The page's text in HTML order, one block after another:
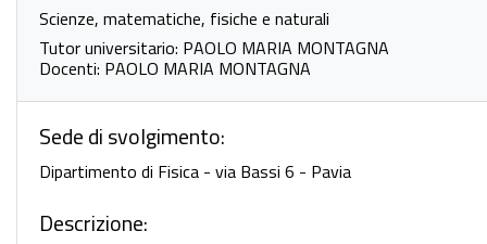
Scienze, matematiche, fisiche e naturali
Tutor universitario: PAOLO MARIA MONTAGNA
Docenti: PAOLO MARIA MONTAGNA
Sede di svolgimento:
Dipartimento di Fisica - via Bassi 6 - Pavia
Descrizione: